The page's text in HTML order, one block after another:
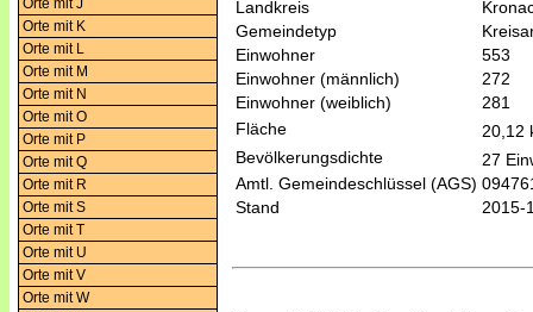
Orte mit J
Orte mit K
Orte mit L
Orte mit M
Orte mit N
Orte mit O
Orte mit P
Orte mit Q
Orte mit R
Orte mit S
Orte mit T
Orte mit U
Orte mit V
Orte mit W
Landkreis
Gemeindetyp
Einwohner
553
Einwohner (männlich)
272
Einwohner (weiblich)
281
Fläche
20,12
Bevölkerungsdichte
27
Amtl. Gemeindeschlüssel (AGS)
Stand
2015-